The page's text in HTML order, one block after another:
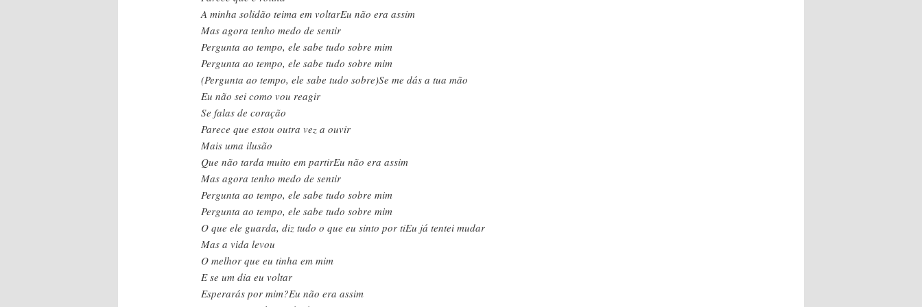
A minha solidão teima em voltarEu não era assim
Mas agora tenho medo de sentir
Pergunta ao tempo, ele sabe tudo sobre mim
Pergunta ao tempo, ele sabe tudo sobre mim
(Pergunta ao tempo, ele sabe tudo sobre)Se me dás a tua mão
Eu não sei como vou reagir
Se falas de coração
Parece que estou outra vez a ouvir
Mais uma ilusão
Que não tarda muito em partirEu não era assim
Mas agora tenho medo de sentir
Pergunta ao tempo, ele sabe tudo sobre mim
Pergunta ao tempo, ele sabe tudo sobre mim
O que ele guarda, diz tudo o que eu sinto por tiEu já tentei mudar
Mas a vida levou
O melhor que eu tinha em mim
E se um dia eu voltar
Esperarás por mim?Eu não era assim